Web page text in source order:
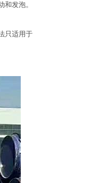
发泡。
只适用于